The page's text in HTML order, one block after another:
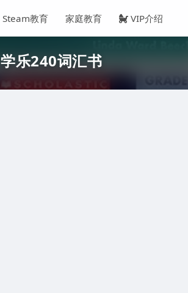
Steam教育 家庭教育 VIP介绍
学乐240词汇书